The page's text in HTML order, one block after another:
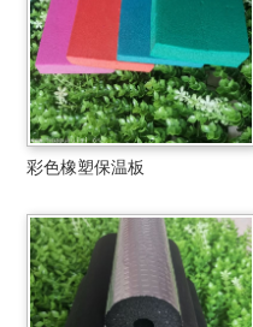
彩色橡塑保温板